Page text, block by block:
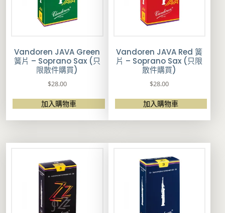
Vandoren JAVA Green
簧片 – Soprano Sax (只
限散件購買)
$28.00
加入購物車
Vandoren JAVA Red 簧
片 – Soprano Sax (只限
散件購買)
$28.00
加入購物車